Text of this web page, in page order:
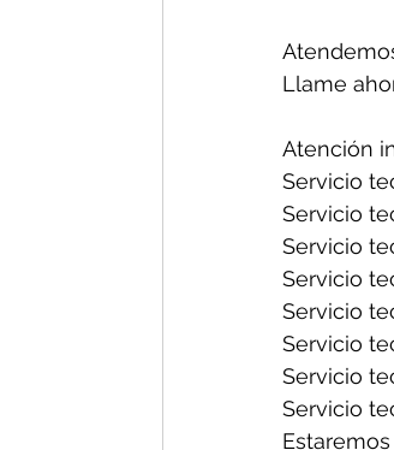
Llame
Atención
Servicio
Servicio
Servicio
Servicio
Servicio
Servicio
Servicio
Servicio